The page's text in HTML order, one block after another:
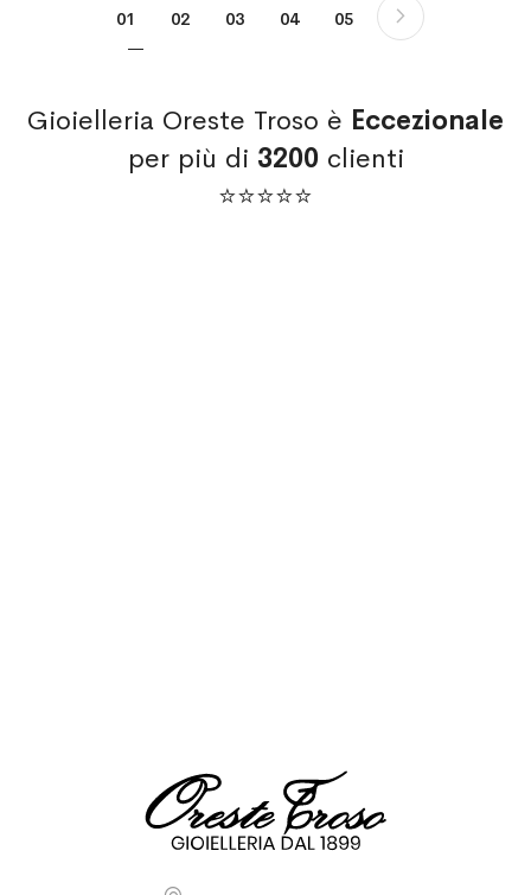
Attualmente stai leggendo la pagina
01 Pagina
02 Pagina
03 Pagina
04 Pagina
05 Pagina
Gioielleria Oreste Troso è Eccezionale
per più di 3200clienti
⭐⭐⭐⭐⭐